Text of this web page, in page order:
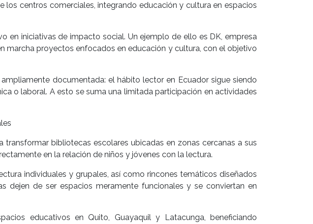
centros comerciales, integrando educación y cultura en espacios
en iniciativas de impacto social. Un ejemplo de ello es DK, empresa
marcha proyectos enfocados en educación y cultura, con el objetivo
documentada: el hábito lector en Ecuador sigue siendo
o laboral. A esto se suma una limitada participación en actividades
bibliotecas escolares ubicadas en zonas cercanas a sus
en la relación de niños y jóvenes con la lectura.
individuales y grupales, así como rincones temáticos diseñados
dejen de ser espacios meramente funcionales y se conviertan en
educativos en Quito, Guayaquil y Latacunga, beneficiando